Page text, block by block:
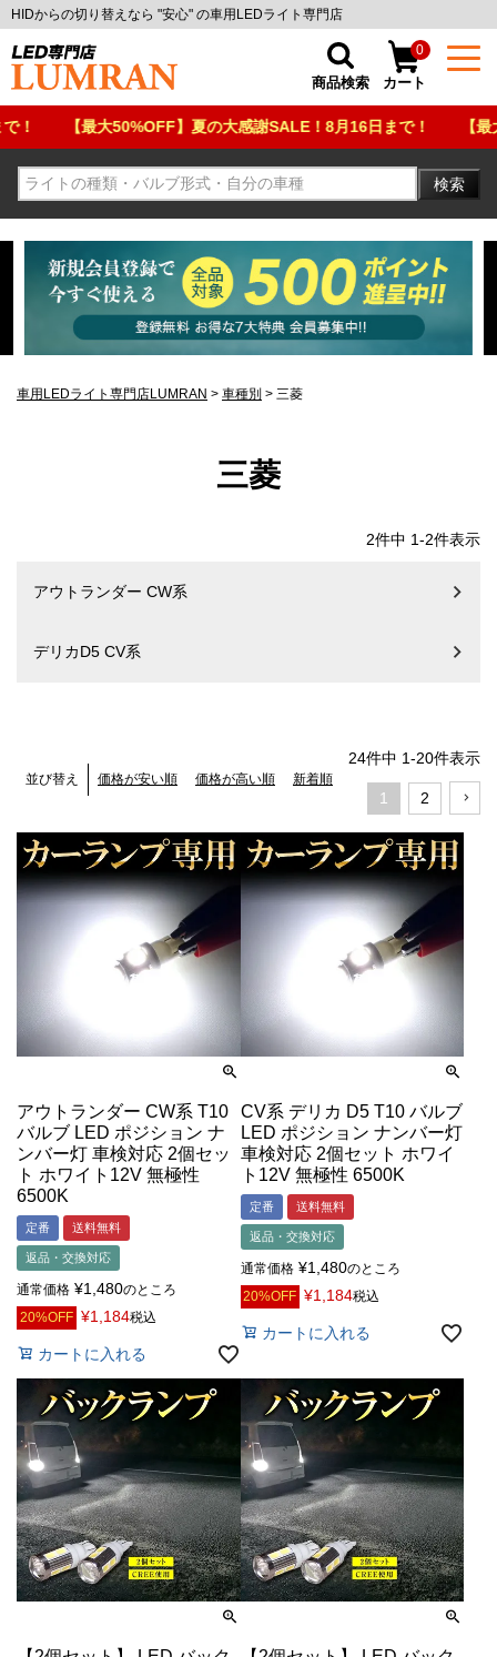
HIDからの切り替えなら "安心" の車用LEDライト専門店
商品検索 カート
0
】夏の大感謝SALE！8月16日まで！ 【最大50%OFF】夏
検索
車用LEDライト専門店LUMRAN 車種別 三菱
三菱
2件中 1-2件表示
アウトランダー CW系
デリカD5 CV系
並び替え 価格が安い順 価格が高い順 新着順
24件中 1-20件表示
1 2
アウトランダー CW系 T10
バルブ LED ポジション ナ
ンバー灯 車検対応 2個セッ
ト ホワイト12V 無極性
6500K
定番 送料無料
返品・交換対応
通常価格 ¥1,480のところ
20%OFF ¥1,184税込
カートに入れる
CV系 デリカ D5 T10 バルブ
LED ポジション ナンバー灯
車検対応 2個セット ホワイ
ト12V 無極性 6500K
定番 送料無料
返品・交換対応
通常価格 ¥1,480のところ
20%OFF ¥1,184税込
カートに入れる